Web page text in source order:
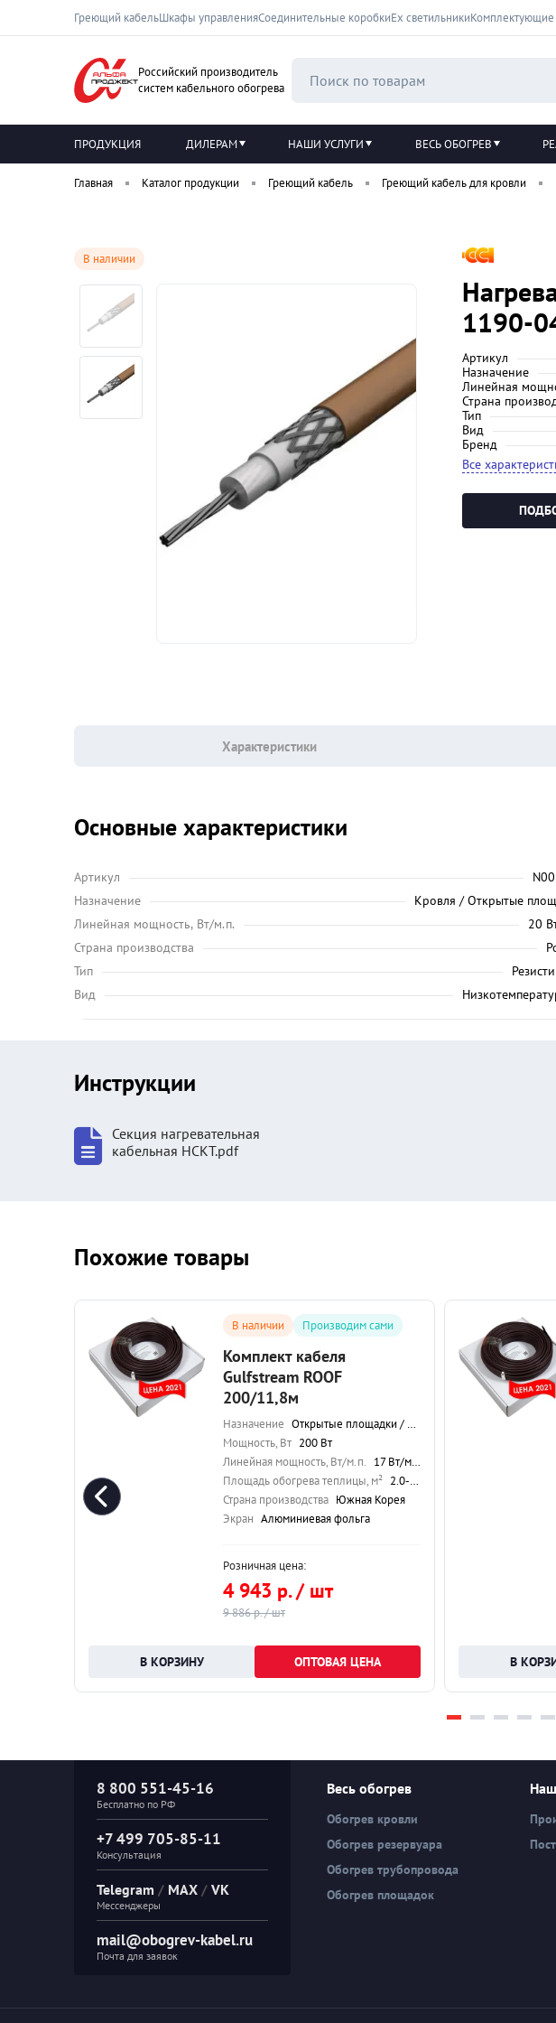
Греющий кабельШкафы управленияСоединительные коробкиЕх светильникиКомплектующие
Российский производитель
систем кабельного обогрева
ПРОДУКЦИЯ ДИЛЕРАМ НАШИ УСЛУГИ ВЕСЬ ОБОГРЕВ
Главная Каталог продукции Греющий кабель Греющий кабель для кровли
В наличии
1190-
Артикул
Назначение
Линейная
Страна
Тип
Вид
Бренд
Все
Характеристики
Основные характеристики
Артикул
Назначение
Кровля / Открытые
Линейная мощность, Вт/м.п.
20
Страна производства
Тип
Вид
Инструкции
Секция нагревательная
кабельная НСКТ.pdf
Похожие товары
В наличии Производим сами
Комплект кабеля
Gulfstream ROOF
200/11,8м
Назначение Открытые площадки / Морозильные камеры / Кровля / Обогрев теплиц
Мощность, Вт 200 Вт
Линейная мощность, Вт/м.п. 17 Вт/м.п.
Площадь обогрева теплицы, м² 2.0-2.5 м²
Страна производства Южная Корея
Экран Алюминиевая фольга
Розничная цена:
4 943 р. / шт
9 886 р. / шт
ОПТОВАЯ ЦЕНА
8 800 551-45-16
Бесплатно по РФ
+7 499 705-85-11
Консультация
Telegram / MAX / VK
Мессенджеры
mail@obogrev-kabel.ru
Почта для заявок
Весь обогрев
Обогрев кровли
Обогрев резервуара
Обогрев трубопровода
Обогрев площадок